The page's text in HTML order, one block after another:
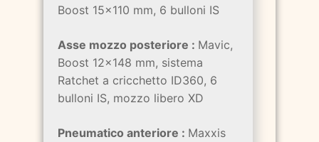
Boost 15x110 mm, 6 bulloni IS
Asse mozzo posteriore : Mavic,
Boost 12x148 mm, sistema
Ratchet a cricchetto ID360, 6
bulloni IS, mozzo libero XD
Pneumatico anteriore : Maxxis